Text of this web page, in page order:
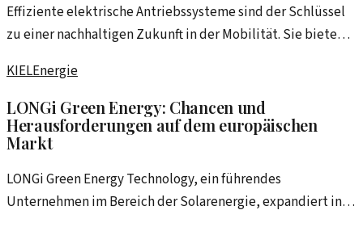
Effiziente elektrische Antriebssysteme sind der Schlüssel
zu einer nachhaltigen Zukunft in der Mobilität. Sie bieten
Chancen.
KIELEnergie
LONGi Green Energy: Chancen und
Herausforderungen auf dem europäischen
Markt
LONGi Green Energy Technology, ein führendes
Unternehmen im Bereich der Solarenergie, expandiert in